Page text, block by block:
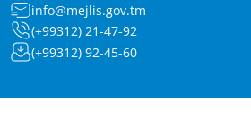
info@mejlis.gov.tm
(+99312) 21-47-92
(+99312) 92-45-60